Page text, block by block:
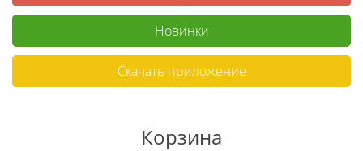
Новинки
Скачать приложение
Корзина